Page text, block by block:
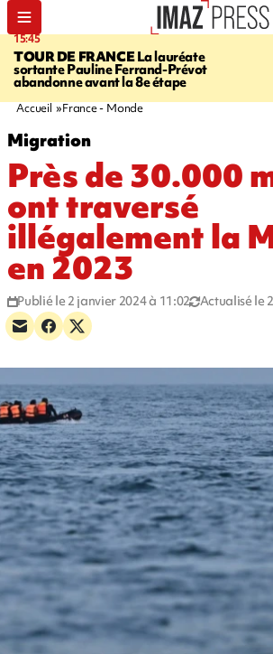
15:45
TOUR DE FRANCELa lauréate
sortante Pauline Ferrand-Prévot
abandonne avant la 8e étape
Accueil France - Monde
Migration
Près de 30.000
ont traversé
illégalement la
en 2023
Publié le 2 janvier 2024 à 11:02 Actualisé le